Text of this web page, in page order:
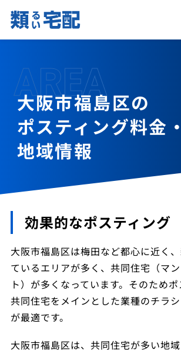
AREA
大阪市福島区の
ポスティング料金・
地域情報
効果的なポスティング
大阪市福島区は梅田など都心に近く
ているエリアが多く、共同住宅（マ
ト）が多くなっています。そのため
共同住宅をメインとした業種のチラ
が最適です。
大阪市福島区は、共同住宅が多い地